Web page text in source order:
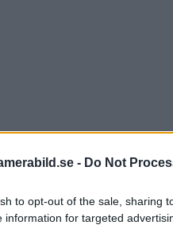
- Do Not
to opt-out of the sale, sharing
information for targeted